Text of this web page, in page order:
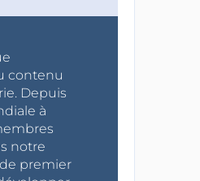
contenu
Depuis
à
notre
premier